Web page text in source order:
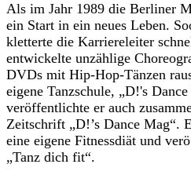
Als im Jahr 1989 die Berliner
ein Start in ein neues Leben.
kletterte die Karriereleiter
entwickelte unzählige
DVDs mit Hip-Hop-Tänzen
eigene Tanzschule, „D!'s
veröffentlichte er auch
Zeitschrift „D!’s Dance Mag“.
eine eigene Fitnessdiät und
„Tanz dich fit“.